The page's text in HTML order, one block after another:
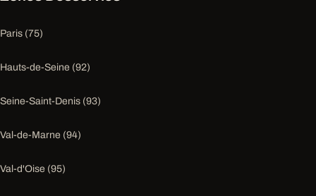
Paris (75)
Hauts-de-Seine (92)
Seine-Saint-Denis (93)
Val-de-Marne (94)
Val-d'Oise (95)